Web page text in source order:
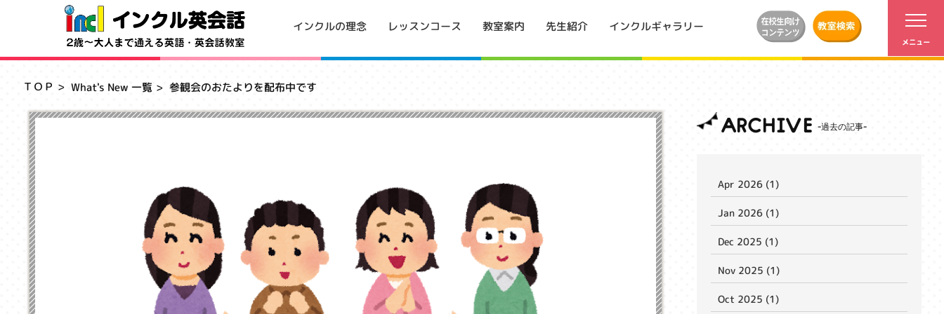
インクルの理念 レッスンコース 教室案内 先生紹介 インクルギャラリー
ＴＯＰ What's New 一覧 参観会のおたよりを配布中です
ARCHIVE
Apr 2026 (1)
Jan 2026 (1)
Dec 2025 (1)
Nov 2025 (1)
Oct 2025 (1)